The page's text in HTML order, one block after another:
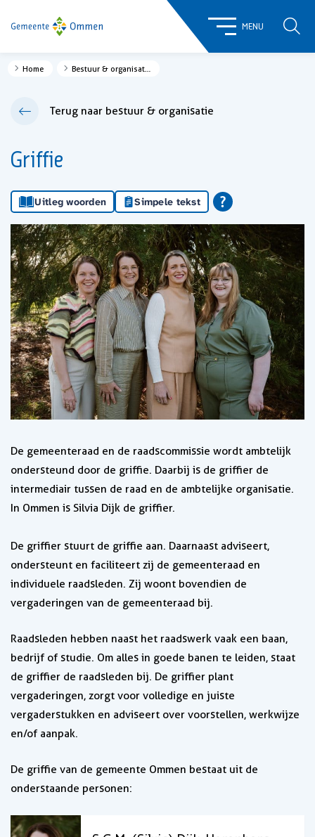
MENU
Home Bestuur & organisatie
Terug naar bestuur & organisatie
Griffie
Uitleg woorden Simpele tekst
De gemeenteraad en de raadscommissie wordt ambtelijk
ondersteund door de griffie. Daarbij is de griffier de
intermediair tussen de raad en de ambtelijke organisatie.
In Ommen is Silvia Dijk de griffier.
De griffier stuurt de griffie aan. Daarnaast adviseert,
ondersteunt en faciliteert zij de gemeenteraad en
individuele raadsleden. Zij woont bovendien de
vergaderingen van de gemeenteraad bij.
Raadsleden hebben naast het raadswerk vaak een baan,
bedrijf of studie. Om alles in goede banen te leiden, staat
de griffier de raadsleden bij. De griffier plant
vergaderingen, zorgt voor volledige en juiste
vergaderstukken en adviseert over voorstellen, werkwijze
en/of aanpak.
De griffie van de gemeente Ommen bestaat uit de
onderstaande personen: